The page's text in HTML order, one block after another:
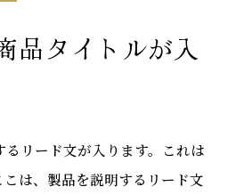
品タイトルが入
るリード文が入ります。これは
は、製品を説明するリード文